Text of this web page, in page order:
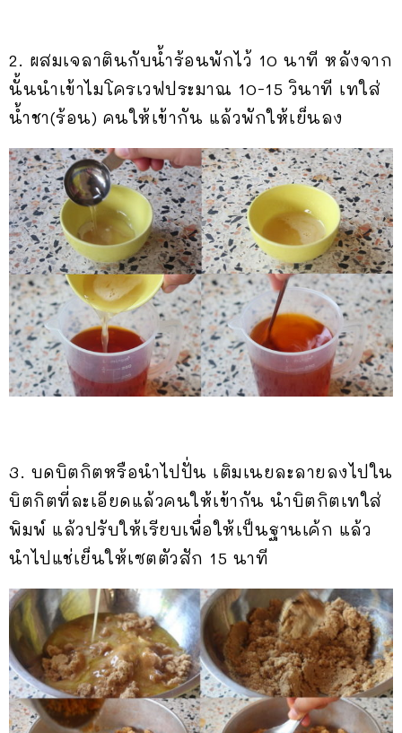
2. ผสมเจลาตินกับน้ำร้อนพักไว้ 10 นาที หลังจาก
นั้นนำเข้าไมโครเวฟประมาณ 10-15 วินาที เทใส่
น้ำชา(ร้อน) คนให้เข้ากัน แล้วพักให้เย็นลง
3. บดบิตกิตหรือนำไปปั่น เติมเนยละลายลงไปใน
บิตกิตที่ละเอียดแล้วคนให้เข้ากัน นำบิตกิตเทใส่
พิมพ์ แล้วปรับให้เรียบเพื่อให้เป็นฐานเค้ก แล้ว
นำไปแช่เย็นให้เซตตัวสัก 15 นาที